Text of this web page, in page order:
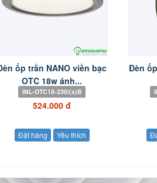
ốp trần NANO viền bạc
OTC 18w ánh...
INL-OTC18-230/(x)B
524.000 đ
Đặt hàng Yêu thích
Đèn